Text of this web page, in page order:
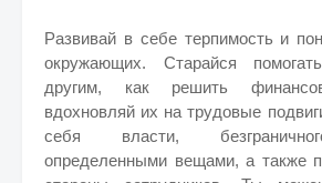
Развивай в себе терпимость и
окружающих. Старайся
другим, как решить
вдохновляй их на трудовые
себя власти,
определенными вещами, а также